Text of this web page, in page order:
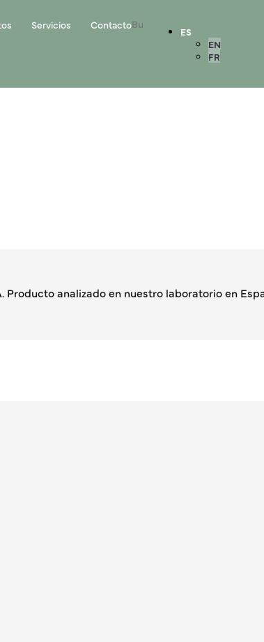
Servicios Contacto
ES
EN
FR
analizado en nuestro laboratorio en